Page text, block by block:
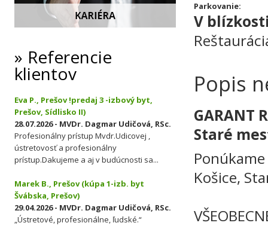
Parkovanie:
V
Popis
GARANT
Staré
Košice,
Referencie
klientov
Eva P., Prešov !predaj 3 -izbový byt,
Prešov, Sídlisko II)
28.07.2026 - MVDr. Dagmar Udičová, RSc.
Profesionálny prístup Mvdr.Udicovej ,
ústretovosť a profesionálny
prístup.Dakujeme a aj v budúcnosti sa...
Marek B., Prešov (kúpa 1-izb. byt
Švábska, Prešov)
29.04.2026 - MVDr. Dagmar Udičová, RSc.
„Ústretové, profesionálne, ľudské.“